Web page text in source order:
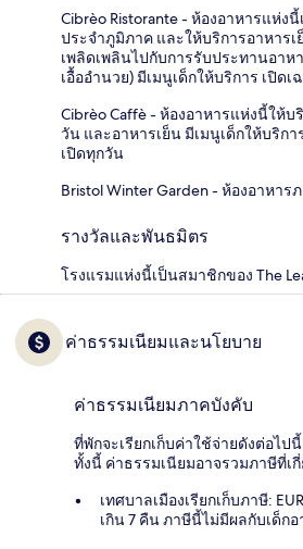
Cibrèo Ristorante - ห้องอาหารแห่
ประจำภูมิภาค และให้บริการอาหาร
เพลิดเพลินไปกับการรับประทานอาห
เอื้ออำนวย) มีเมนูเด็กให้บริการ เปิด
Cibrèo Caffè - ห้องอาหารแห่งนี้ให้บ
วัน และอาหารเย็น มีเมนูเด็กให้บริกา
เปิดทุกวัน
Bristol Winter Garden - ห้องอาหา
รางวัลและพันธมิตร
โรงแรมแห่งนี้เป็นสมาชิกของ The
ค่าธรรมเนียมและนโยบาย
ค่าธรรมเนียมภาคบังคับ
ที่พักจะเรียกเก็บค่าใช้จ่ายดังต่อไป
ทั้งนี้ ค่าธรรมเนียมอาจรวมภาษีที่เ
เทศบาลเมืองเรียกเก็บภาษี:
เกิน 7 คืน ภาษีนี้ไม่มีผลกับเด็กอ